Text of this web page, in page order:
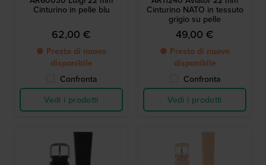
Cinturino in pelle blu
62,00 €
● Presto di nuovo
disponibile
Confronta
Vedi i prodotti
Cinturino NATO in tessuto
grigio su pelle
49,00 €
● Presto di nuovo
disponibile
Confronta
Vedi i prodotti